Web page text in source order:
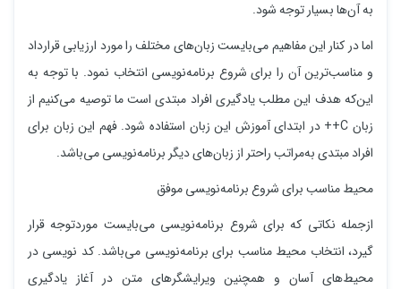
به آن‌ها بسیار توجه شود.
اما در کنار این مفاهیم می‌بایست زبان‌های مختلف را مورد ارزیابی قرارداد
و مناسب‌ترین آن را برای شروع برنامه‌نویسی انتخاب نمود. با توجه به
این‌که هدف این مطلب یادگیری افراد مبتدی است ما توصیه می‌کنیم از
زبان C++ در ابتدای آموزش این زبان استفاده شود. فهم این زبان برای
افراد مبتدی به‌مراتب راحتر از زبان‌های دیگر برنامه‌نویسی می‌باشد.
محیط مناسب برای شروع برنامه‌نویسی موفق
ازجمله نکاتی که برای شروع برنامه‌نویسی می‌بایست موردتوجه قرار
گیرد، انتخاب محیط مناسب برای برنامه‌نویسی می‌باشد. کد نویسی در
محیط‌های آسان و همچنین ویرایشگرهای متن در آغاز یادگیری